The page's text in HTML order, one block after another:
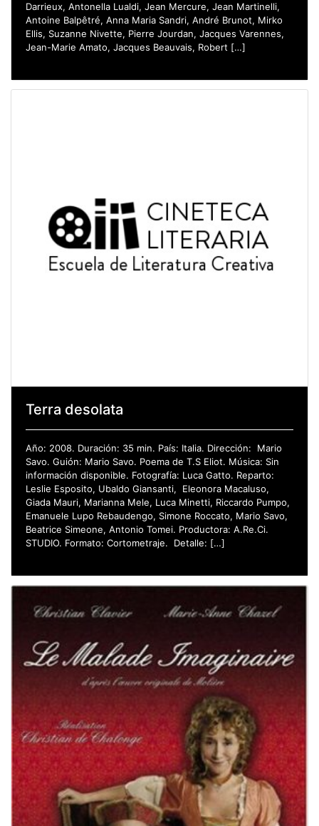
Darrieux, Antonella Lualdi, Jean Mercure, Jean Martinelli,
Antoine Balpêtré, Anna Maria Sandri, André Brunot, Mirko
Ellis, Suzanne Nivette, Pierre Jourdan, Jacques Varennes,
Jean-Marie Amato, Jacques Beauvais, Robert […]
Terra desolata
Año: 2008. Duración: 35 min. País: Italia. Dirección: Mario
Savo. Guión: Mario Savo. Poema de T.S Eliot. Música: Sin
información disponible. Fotografía: Luca Gatto. Reparto:
Leslie Esposito, Ubaldo Giansanti, Eleonora Macaluso,
Giada Mauri, Marianna Mele, Luca Minetti, Riccardo Pumpo,
Emanuele Lupo Rebaudengo, Simone Roccato, Mario Savo,
Beatrice Simeone, Antonio Tomei. Productora: A.Re.Ci.
STUDIO. Formato: Cortometraje. Detalle: […]